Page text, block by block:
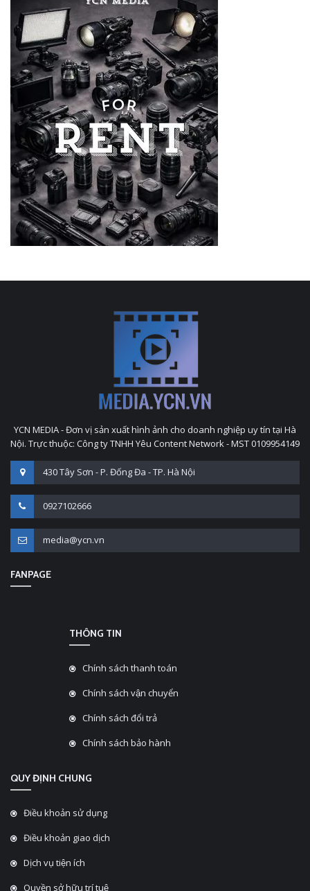
YCN MEDIA - Đơn vị sản xuất hình ảnh cho doanh nghiệp uy tín tại Hà
Nội. Trực thuộc: Công ty TNHH Yêu Content Network - MST 0109954149
430 Tây Sơn - P. Đống Đa - TP. Hà Nội
0927102666
media@ycn.vn
FANPAGE
THÔNG TIN
Chính sách thanh toán
Chính sách vận chuyển
Chính sách đổi trả
Chính sách bảo hành
QUY ĐỊNH CHUNG
Điều khoản sử dụng
Điều khoản giao dịch
Dịch vụ tiện ích
Quyền sở hữu trí tuệ